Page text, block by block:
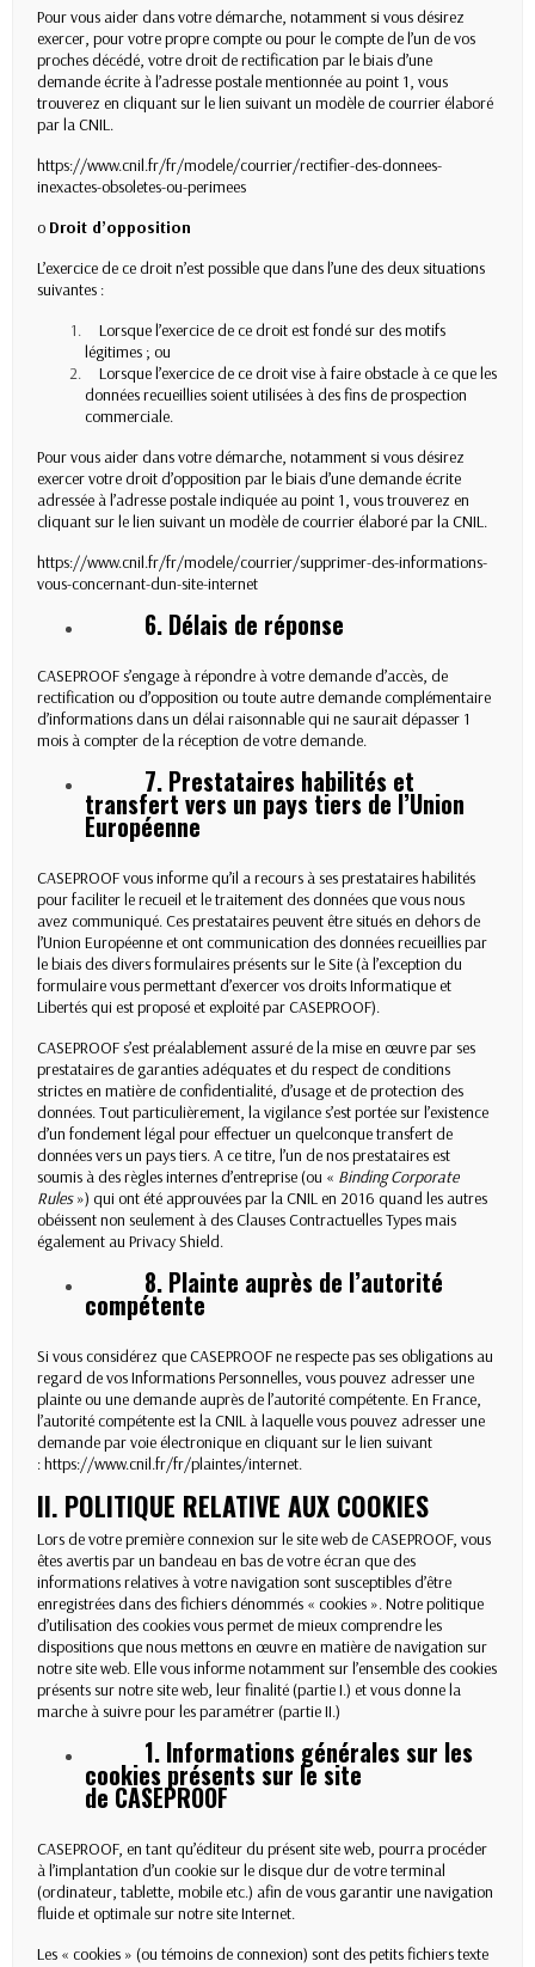
Pour vous aider dans votre démarche, notamment si vous désirez
exercer, pour votre propre compte ou pour le compte de l’un de vos
proches décédé, votre droit de rectification par le biais d’une
demande écrite à l’adresse postale mentionnée au point 1, vous
trouverez en cliquant sur le lien suivantun modèle de courrier élaboré
par la CNIL.
https://www.cnil.fr/fr/modele/courrier/rectifier-des-donnees-
inexactes-obsoletes-ou-perimees
o Droit d’opposition
L’exercice de ce droit n’est possible que dans l’une des deux situations
suivantes :
Lorsque l’exercice de ce droit est fondé sur des motifs
légitimes ; ou
Lorsque l’exercice de ce droit vise à faire obstacle à ce que les
données recueillies soient utilisées à des fins de prospection
commerciale.
Pour vous aider dans votre démarche, notamment si vous désirez
exercer votre droit d’opposition par le biais d’une demande écrite
adressée à l’adresse postale indiquée au point 1, vous trouverez en
cliquant sur le lien suivantun modèle de courrier élaboré par la CNIL.
https://www.cnil.fr/fr/modele/courrier/supprimer-des-informations-
vous-concernant-dun-site-internet
6. Délais de réponse
CASEPROOF s’engage à répondre à votre demande d’accès, de
rectification ou d’opposition ou toute autre demande complémentaire
d’informations dans un délai raisonnable qui ne saurait dépasser 1
mois à compter de la réception de votre demande.
7. Prestataires habilités et
transfert vers un pays tiers de l’Union
Européenne
CASEPROOF vous informe qu’il a recours à ses prestataires habilités
pour faciliter le recueil et le traitement des données que vous nous
avez communiqué. Ces prestataires peuvent être situés en dehors de
l’Union Européenne et ont communication des données recueillies par
le biais des divers formulaires présents sur le Site (à l’exception du
formulaire vous permettant d’exercer vos droits Informatique et
Libertés qui est proposé et exploité par CASEPROOF).
CASEPROOF s’est préalablement assuré de la mise en œuvre par ses
prestataires de garanties adéquates et du respect de conditions
strictes en matière de confidentialité, d’usage et de protection des
données. Tout particulièrement, la vigilance s’est portée sur l’existence
d’un fondement légal pour effectuer un quelconque transfert de
données vers un pays tiers. A ce titre, l’un de nos prestataires est
soumis à des règles internes d’entreprise (ou « Binding Corporate
Rules») qui ont été approuvées par la CNIL en 2016 quand les autres
obéissent non seulement à des Clauses Contractuelles Types mais
également au Privacy Shield.
8. Plainte auprès de l’autorité
compétente
Si vous considérez que CASEPROOF ne respecte pas ses obligations au
regard de vos Informations Personnelles, vous pouvez adresser une
plainte ou une demande auprès de l’autorité compétente. En France,
l’autorité compétente est la CNIL à laquelle vous pouvez adresser une
demande par voie électronique en cliquant sur le lien suivant
:https://www.cnil.fr/fr/plaintes/internet.
II. POLITIQUE RELATIVE AUX COOKIES
Lors de votre première connexion sur le site web de CASEPROOF, vous
êtes avertis par un bandeau en bas de votre écran que des
informations relatives à votre navigation sont susceptibles d’être
enregistrées dans des fichiers dénommés « cookies ». Notre politique
d’utilisation des cookies vous permet de mieux comprendre les
dispositions que nous mettons en œuvre en matière de navigation sur
notre site web. Elle vous informe notamment sur l’ensemble des cookies
présents sur notre site web, leur finalité (partie I.) et vous donne la
marche à suivre pour les paramétrer (partie II.)
1. Informations générales sur les
cookies présents sur le site
de CASEPROOF
CASEPROOF, en tant qu’éditeur du présent site web, pourra procéder
à l’implantation d’un cookie sur le disque dur de votre terminal
(ordinateur, tablette, mobile etc.) afin de vous garantir une navigation
fluide et optimale sur notre site Internet.
Les « cookies » (ou témoins de connexion) sont des petits fichiers texte